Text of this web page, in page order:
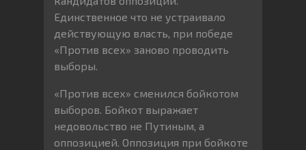
Единственное что не устраивало
действующую власть, при победе
«Против всех» заново проводить
выборы.
«Против всех» сменился бойкотом
выборов. Бойкот выражает
недовольство не Путиным, а
оппозицией. Оппозиция при бойкоте